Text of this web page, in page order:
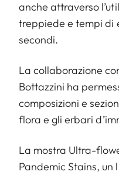
anche attraverso
treppiede e tempi di
secondi.
La collaborazione
Bottazzini ha
composizioni e
flora e gli erbari
La mostra Ultra-
Pandemic Stains,